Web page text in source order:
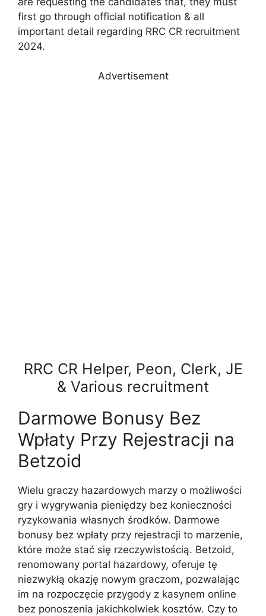
first go through official notification & all
important detail regarding RRC CR recruitment
2024.
Advertisement
RRC CR Helper, Peon, Clerk, JE
& Various recruitment
Darmowe Bonusy Bez
Wpłaty Przy Rejestracji na
Betzoid
Wielu graczy hazardowych marzy o możliwości
gry i wygrywania pieniędzy bez konieczności
ryzykowania własnych środków. Darmowe
bonusy bez wpłaty przy rejestracji to marzenie,
które może stać się rzeczywistością. Betzoid,
renomowany portal hazardowy, oferuje tę
niezwykłą okazję nowym graczom, pozwalając
im na rozpoczęcie przygody z kasynem online
bez ponoszenia jakichkolwiek kosztów. Czy to